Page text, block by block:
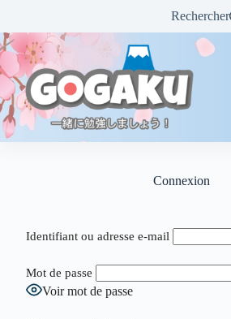
Rechercher
Connexion
Identifiant ou adresse e-mail
Mot de passe
Voir mot de passe